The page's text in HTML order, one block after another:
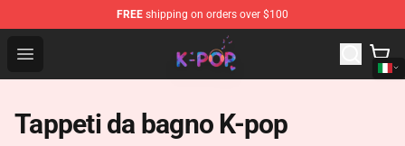
FREE shipping on orders over $100
Open menu
K-pop Store - Official K-pop Merchandise Shop
Tappeti da bagno K-pop